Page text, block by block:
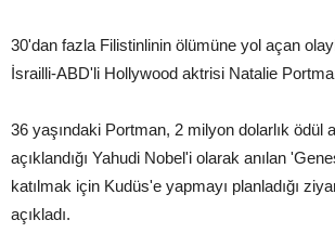
30'dan fazla Filistinlinin ölümüne yol açan
İsrailli-ABD'li Hollywood aktrisi Natalie
36 yaşındaki Portman, 2 milyon dolarlık ödül
açıklandığı Yahudi Nobel'i olarak anılan
katılmak için Kudüs'e yapmayı planladığı
açıkladı.